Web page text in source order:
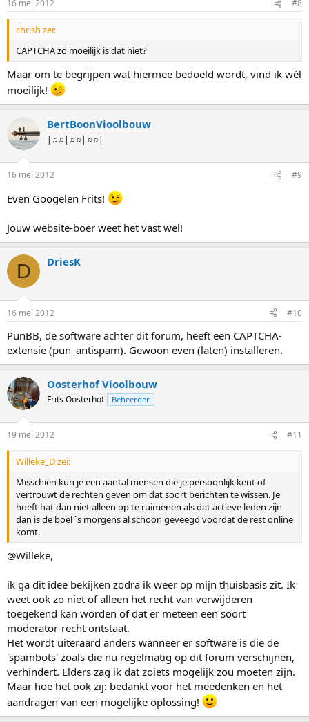
16 mei 2012 #8
chrish zei:
CAPTCHA zo moeilijk is dat niet?
Maar om te begrijpen wat hiermee bedoeld wordt, vind ik wél
moeilijk!
BertBoonVioolbouw
|♫♫|♫♫|♫♫|
16 mei 2012 #9
Even Googelen Frits!
Jouw website-boer weet het vast wel!
D DriesK
16 mei 2012 #10
PunBB, de software achter dit forum, heeft een CAPTCHA-
extensie (pun_antispam). Gewoon even (laten) installeren.
Oosterhof Vioolbouw
Frits Oosterhof Beheerder
19 mei 2012 #11
Willeke_D zei:
Misschien kun je een aantal mensen die je persoonlijk kent of
vertrouwt de rechten geven om dat soort berichten te wissen. Je
hoeft hat dan niet alleen op te ruimenen als dat actieve leden zijn
dan is de boel `s morgens al schoon geveegd voordat de rest online
komt.
@Willeke,
ik ga dit idee bekijken zodra ik weer op mijn thuisbasis zit. Ik
weet ook zo niet of alleen het recht van verwijderen
toegekend kan worden of dat er meteen een soort
moderator-recht ontstaat.
Het wordt uiteraard anders wanneer er software is die de
'spambots' zoals die nu regelmatig op dit forum verschijnen,
verhindert. Elders zag ik dat zoiets mogelijk zou moeten zijn.
Maar hoe het ook zij: bedankt voor het meedenken en het
aandragen van een mogelijke oplossing!